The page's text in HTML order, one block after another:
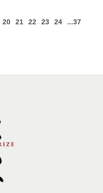
20 21 22 23 24
...37